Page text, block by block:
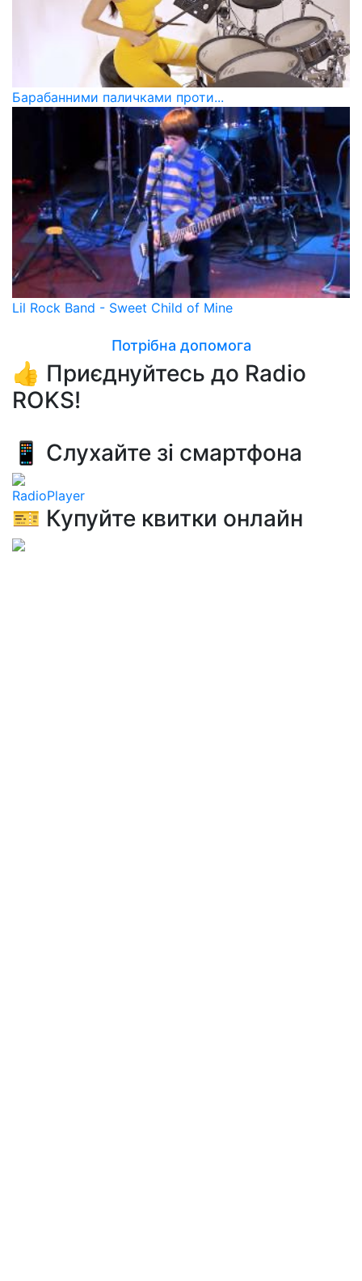
Барабанними паличками проти...
Lil Rock Band - Sweet Child of Mine
Потрібна допомога
👍 Приєднуйтесь до Radio
ROKS!
📱 Слухайте зі смартфона
RadioPlayer
🎫 Купуйте квитки онлайн